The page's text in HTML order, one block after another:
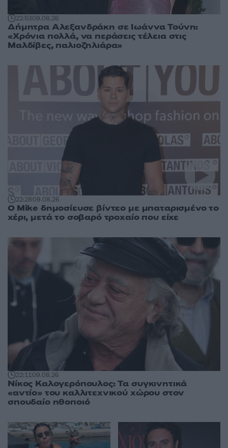
22:5309.08.26
Δήμητρα Αλεξανδράκη σε Ιωάννα Τούνη:
«Χρόνια πολλά, να περάσεις τέλεια στις
Μαλδίβες, παλιοζηλιάρα»
22:2809.08.26
O Mike δημοσίευσε βίντεο με μπαταρισμένο το
χέρι, μετά το σοβαρό τροχαίο που είχε
22:1109.08.26
Νίκος Καλογερόπουλος: Τα συγκινητικά
«αντίο» του καλλιτεχνικού χώρου στον
σπουδαίο ηθοποιό